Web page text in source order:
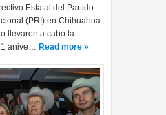
Estatal del Partido
(PRI) en Chihuahua
llevaron a cabo la
anive… Read more »